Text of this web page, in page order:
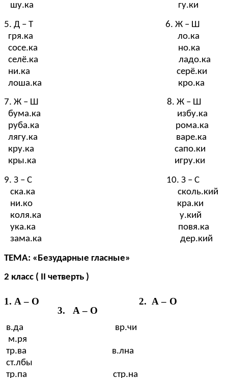
шу.ка гу.ки
5. Д – Т 6. Ж – Ш
гря.ка ло.ка
сосе.ка но.ка
селё.ка ладо.ка
ни.ка серё.ки
лоша.ка кро.ка
7. Ж – Ш 8. Ж – Ш
бума.ка избу.ка
руба.ка рома.ка
лягу.ка варе.ка
кру.ка сапо.ки
кры.ка игру.ки
9. З – С 10. З – С
ска.ка сколь.кий
ни.ко кра.ки
коля.ка у.кий
ука.ка повя.ка
зама.ка дер.кий
ТЕМА: «Безударные гласные»
2 класс ( II четверть )
1. А – О 2. А – О
3. А – О
в.да вр.чи
м.ря
тр.ва в.лна
ст.лбы
тр.па стр.на